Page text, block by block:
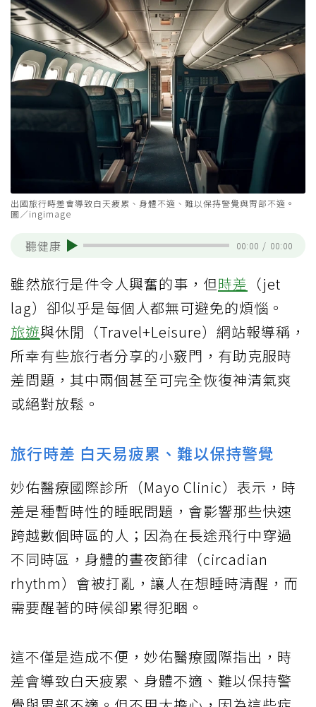
出國旅行時差會導致白天疲累、身體不適、難以保持警覺與胃部不適。
圖／ingimage
聽健康 00:00 / 00:00
雖然旅行是件令人興奮的事，但時差 （jet
lag）卻似乎是每個人都無可避免的煩惱。
旅遊與休閒（Travel+Leisure）網站報導稱，
所幸有些旅行者分享的小竅門，有助克服時
差問題，其中兩個甚至可完全恢復神清氣爽
或絕對放鬆。
旅行時差 白天易疲累、難以保持警覺
妙佑醫療國際診所（Mayo Clinic）表示，時
差是種暫時性的睡眠問題，會影響那些快速
跨越數個時區的人；因為在長途飛行中穿過
不同時區，身體的晝夜節律（circadian
rhythm）會被打亂，讓人在想睡時清醒，而
需要醒著的時候卻累得犯睏。
這不僅是造成不便，妙佑醫療國際指出，時
差會導致白天疲累、身體不適、難以保持警